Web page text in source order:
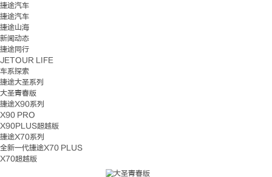
捷途汽车
捷途汽车
捷途山海
新闻动态
捷途同行
JETOUR LIFE
车系探索
捷途大圣系列
大圣青春版
捷途X90系列
X90 PRO
X90PLUS超越版
捷途X70系列
全新一代捷途X70 PLUS
X70超越版